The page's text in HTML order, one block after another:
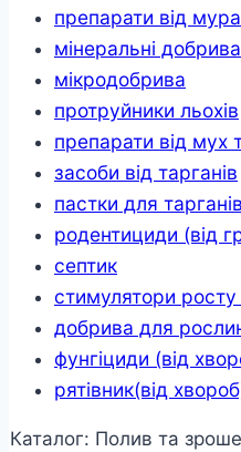
препарати від
мінеральні добрива
мікродобрива
протруйники льохів
препарати від мух
засоби від тарганів
пастки для тарганів
родентициди (від
септик
стимулятори
добрива для
фунгіциди (від
рятівник(від
Каталог: Полив та